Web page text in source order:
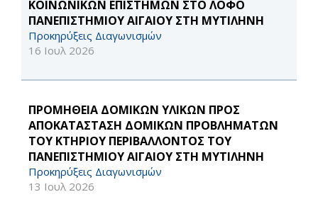
ΚΟΙΝΩΝΙΚΩΝ ΕΠΙΣΤΗΜΩΝ ΣΤΟ ΛΟΦΟ
ΠΑΝΕΠΙΣΤΗΜΙΟΥ ΑΙΓΑΙΟΥ ΣΤΗ ΜΥΤΙΛΗΝΗ
Προκηρύξεις Διαγωνισμών
16 Ιουλ 2026
ΠΡΟΜΗΘΕΙΑ ΔΟΜΙΚΩΝ ΥΛΙΚΩΝ ΠΡΟΣ
ΑΠΟΚΑΤΑΣΤΑΣΗ ΔΟΜΙΚΩΝ ΠΡΟΒΛΗΜΑΤΩΝ
ΤΟΥ ΚΤΗΡΙΟΥ ΠΕΡΙΒΑΛΛΟΝΤΟΣ ΤΟΥ
ΠΑΝΕΠΙΣΤΗΜΙΟΥ ΑΙΓΑΙΟΥ ΣΤΗ ΜΥΤΙΛΗΝΗ
Προκηρύξεις Διαγωνισμών
13 Ιουλ 2026